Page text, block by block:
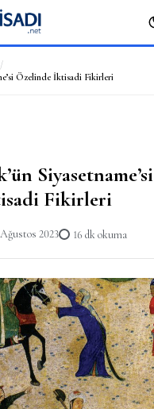
ARA
/
Özelinde İktisadi Fikirleri
Siyasetname’si
Fikirleri
2023 16 dk okuma